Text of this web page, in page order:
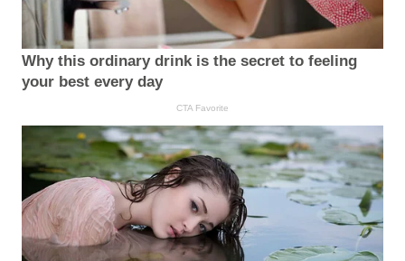
Why this ordinary drink is the secret to feeling
your best every day
CTA Favorite